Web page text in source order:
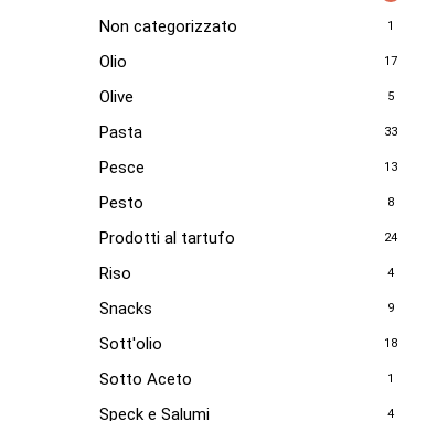
Non categorizzato 1
Olio 17
Olive 5
Pasta 33
Pesce 13
Pesto 8
Prodotti al tartufo 24
Riso 4
Snacks 9
Sott'olio 18
Sotto Aceto 1
Speck e Salumi 4